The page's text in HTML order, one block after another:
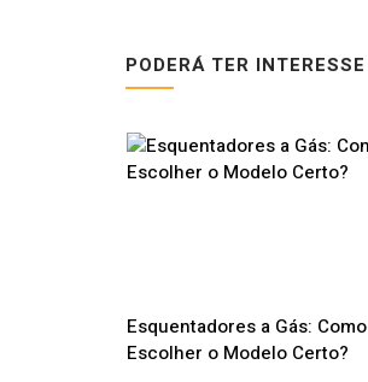
PODERÁ TER INTERESSE
Esquentadores a Gás: Como
Escolher o Modelo Certo?